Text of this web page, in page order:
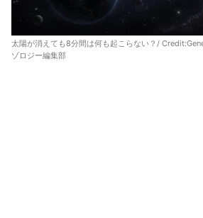
太陽が消えても8分間は何も起こらない？/
ゾロジー編集部